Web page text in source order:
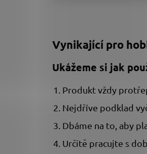
Vynikající pro
Ukážeme si jak
Produkt vždy
Nejdříve podklad
Dbáme na to, aby
Určitě pracujte s